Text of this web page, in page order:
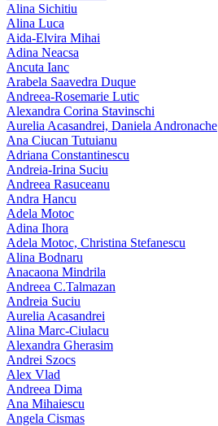
Alina Sichitiu
Alina Luca
Aida-Elvira Mihai
Adina Neacsa
Ancuta Ianc
Arabela Saavedra Duque
Andreea-Rosemarie Lutic
Alexandra Corina Stavinschi
Aurelia Acasandrei, Daniela Andronache
Ana Ciucan Tutuianu
Adriana Constantinescu
Andreia-Irina Suciu
Andreea Rasuceanu
Andra Hancu
Adela Motoc
Adina Ihora
Adela Motoc, Christina Stefanescu
Alina Bodnaru
Anacaona Mindrila
Andreea C.Talmazan
Andreia Suciu
Aurelia Acasandrei
Alina Marc-Ciulacu
Alexandra Gherasim
Andrei Szocs
Alex Vlad
Andreea Dima
Ana Mihaiescu
Angela Cismas